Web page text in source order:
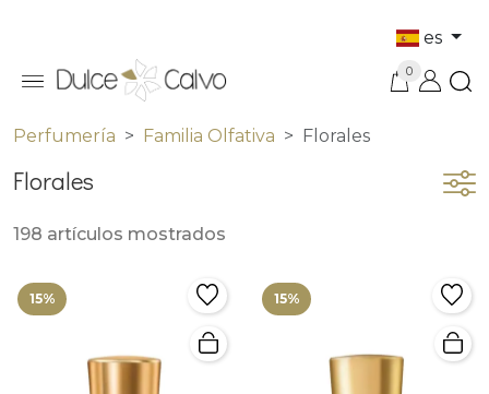
es
0
Perfumería Familia Olfativa Florales
Florales
198 artículos mostrados
15% 15%